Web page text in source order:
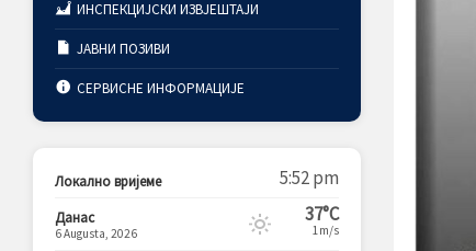
ИНСПЕКЦИЈСКИ ИЗВЈЕШТАЈИ
ЈАВНИ ПОЗИВИ
СЕРВИСНЕ ИНФОРМАЦИЈЕ
Локално вријеме 5:52 pm
Данас
6 Augusta, 2026
37°C
1m/s